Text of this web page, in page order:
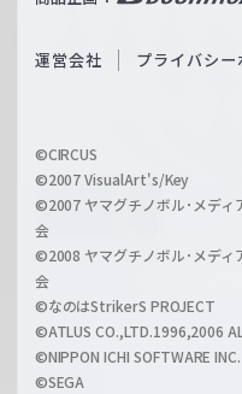
c
a
r
z
運営会社 プライバシー
©CIRCUS
©2007 VisualArt's/Key
©2007 ヤマグチノボル･メディ
会
©2008 ヤマグチノボル･メディ
会
©なのはStrikerS PROJECT
©ATLUS CO.,LTD.1996,2006
©NIPPON ICHI SOFTWARE
©SEGA